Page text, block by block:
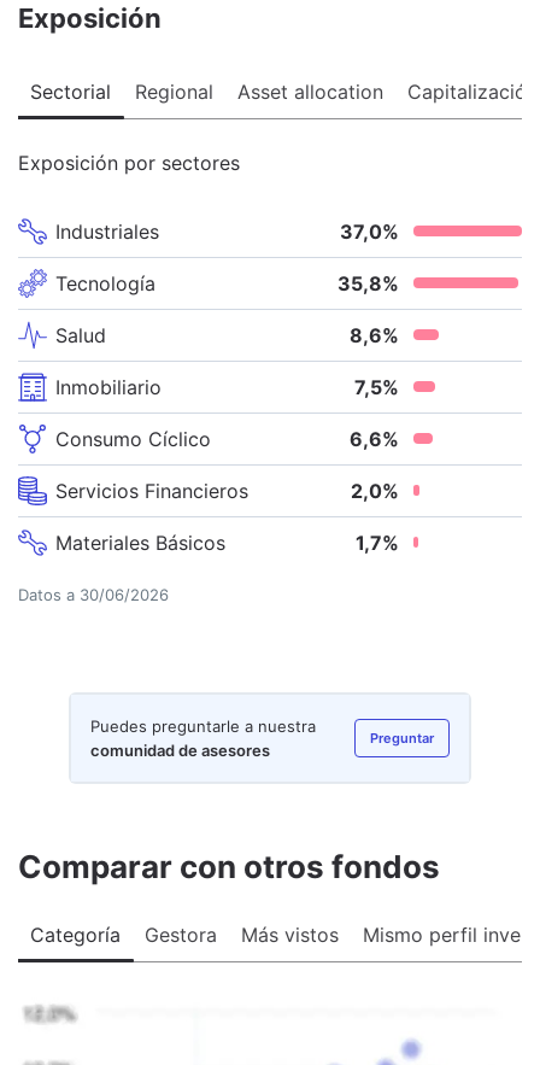
Exposición
Sectorial Regional Asset allocation Capitalización
Exposición por sectores
Industriales 37,0%
Tecnología 35,8%
Salud 8,6%
Inmobiliario 7,5%
Consumo Cíclico 6,6%
Servicios Financieros 2,0%
Materiales Básicos 1,7%
Datos a 30/06/2026
Puedes preguntarle a nuestra
comunidad de asesores
Preguntar
Comparar con otros fondos
Categoría Gestora Más vistos Mismo perfil